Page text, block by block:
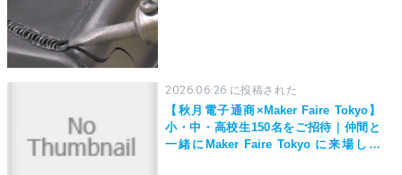
2026.06.26 に投稿された
【秋月電子通商×Maker Faire Tokyo】
小・中・高校生150名をご招待｜仲間と
一緒にMaker Faire Tokyo に来場しよ